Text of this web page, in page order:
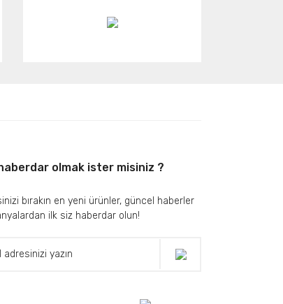
olmak ister misiniz ?
bırakın en yeni ürünler, güncel haberler
ilk siz haberdar olun!